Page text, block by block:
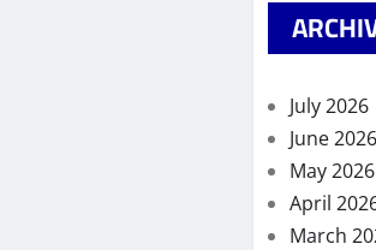
July 2026
June 2026
May 2026
April
March